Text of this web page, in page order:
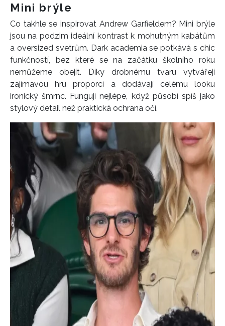
Mini brýle
Co takhle se inspirovat Andrew Garfieldem? Mini brýle
jsou na podzim ideální kontrast k mohutným kabátům
a oversized svetrům. Dark academia se potkává s chic
funkčností, bez které se na začátku školního roku
nemůžeme obejít. Díky drobnému tvaru vytvářejí
zajímavou hru proporcí a dodávají celému looku
ironický šmrnc. Fungují nejlépe, když působí spíš jako
stylový detail než praktická ochrana očí.